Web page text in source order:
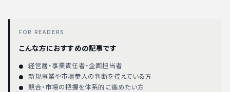
FOR READERS
こんな方におすすめの記事です
経営層・事業責任者・企画担当者
新規事業や市場参入の判断を控えている方
競合・市場の把握を体系的に進めたい方